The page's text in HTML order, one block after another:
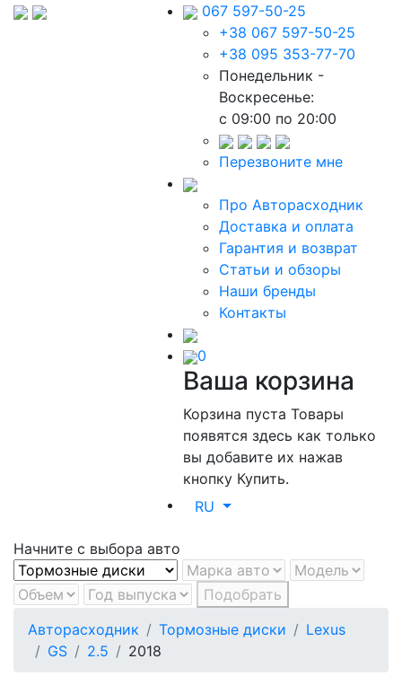
067 597-50-25
+38 067 597-50-25
+38 095 353-77-70
Понедельник -
Воскресенье:
c 09:00 по 20:00
Перезвоните мне
Про Авторасходник
Доставка и оплата
Гарантия и возврат
Статьи и обзоры
Наши бренды
Контакты
0
Ваша корзина
Корзина пустаТовары
появятся здесь как только
вы добавите их нажав
кнопку Купить.
RU
Начните с выбора авто
Подобрать
Авторасходник
Тормозные диски
Lexus
GS
2.5 2018